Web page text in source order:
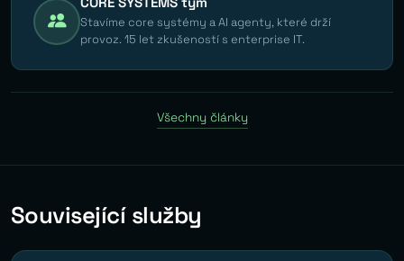
Stavíme core systémy a AI agenty, které drží
provoz. 15 let zkušeností s enterprise IT.
Všechny články
Související služby